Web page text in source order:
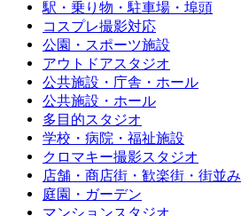
駅・乗り物・駐車場・埠頭
コスプレ撮影対応
公園・スポーツ施設
アウトドアスタジオ
公共施設・庁舎・ホール
公共施設・ホール
多目的スタジオ
学校・病院・福祉施設
クロマキー撮影スタジオ
店舗・商店街・歓楽街・街並み
庭園・ガーデン